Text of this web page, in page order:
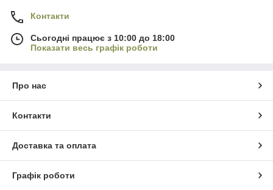
Контакти
Сьогодні працює з 10:00 до 18:00
Показати весь графік роботи
Про нас
Контакти
Доставка та оплата
Графік роботи